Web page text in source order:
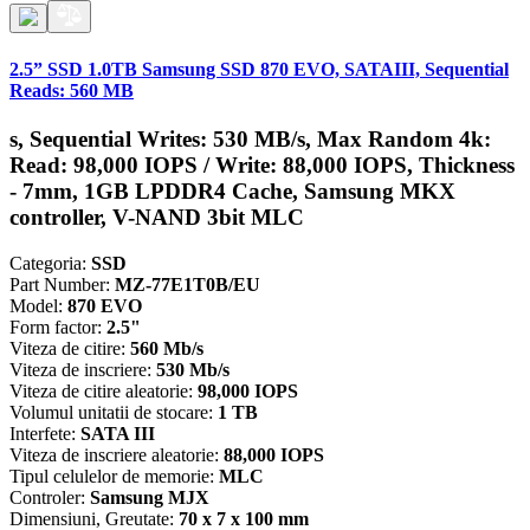
2.5” SSD 1.0TB Samsung SSD 870 EVO, SATAIII, Sequential
Reads: 560 MB
s, Sequential Writes: 530 MB/s, Max Random 4k:
Read: 98,000 IOPS / Write: 88,000 IOPS, Thickness
- 7mm, 1GB LPDDR4 Cache, Samsung MKX
controller, V-NAND 3bit MLC
Categoria: SSD
Part Number: MZ-77E1T0B/EU
Model: 870 EVO
Form factor: 2.5"
Viteza de citire: 560 Mb/s
Viteza de inscriere: 530 Mb/s
Viteza de citire aleatorie: 98,000 IOPS
Volumul unitatii de stocare: 1 TB
Interfete: SATA III
Viteza de inscriere aleatorie: 88,000 IOPS
Tipul celulelor de memorie: MLC
Controler: Samsung MJX
Dimensiuni, Greutate: 70 x 7 x 100 mm